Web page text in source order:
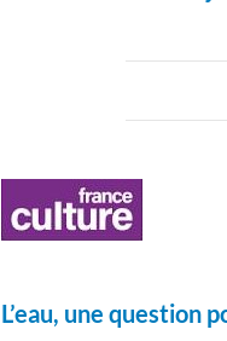
L’eau, une question